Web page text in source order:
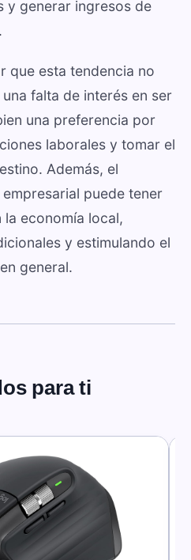
y generar ingresos de
que esta tendencia no
falta de interés en ser
una preferencia por
laborales y tomar el
Además, el
puede tener
economía local,
y estimulando el
general.
para ti